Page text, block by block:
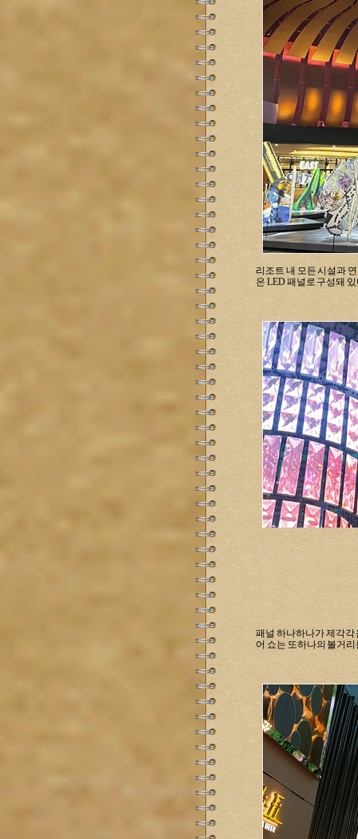
리조트 내 모든 시설과
은 LED 패널로 구성돼
패널 하나하나가 제각각
어 쇼는 또하나의 볼거